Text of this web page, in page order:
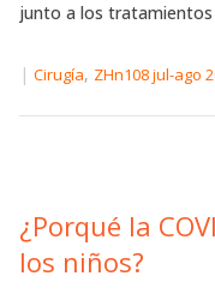
junto a los tratamientos
| Cirugía, ZHn108 jul-ago
¿Porqué la
los niños?